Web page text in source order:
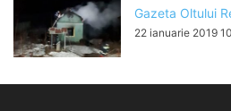
Gazeta Oltului
22 ianuarie 2019